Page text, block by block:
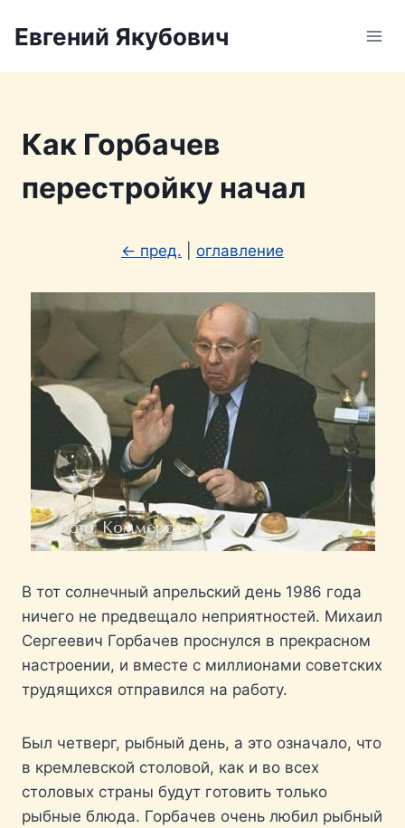
Евгений Якубович
Как Горбачев
перестройку начал
← пред. оглавление
В тот солнечный апрельский день 1986 года
ничего не предвещало неприятностей. Михаил
Сергеевич Горбачев проснулся в прекрасном
настроении, и вместе с миллионами советских
трудящихся отправился на работу.
Был четверг, рыбный день, а это означало, что
в кремлевской столовой, как и во всех
столовых страны будут готовить только
рыбные блюда. Горбачев очень любил рыбный